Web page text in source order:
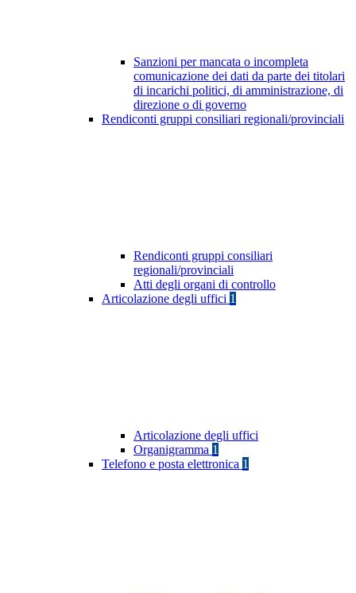
Sanzioni per mancata o incompleta
comunicazione dei dati da parte dei titolari
di incarichi politici, di amministrazione, di
direzione o di governo
Rendiconti gruppi consiliari regionali/provinciali
Rendiconti gruppi consiliari
regionali/provinciali
Atti degli organi di controllo
Articolazione degli uffici 1
Articolazione degli uffici
Organigramma 1
Telefono e posta elettronica 1